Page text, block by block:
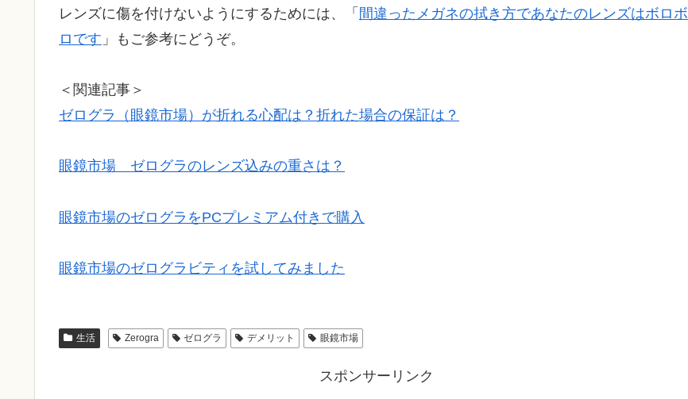
レンズに傷を付けないようにするためには、「 間違ったメガネの拭き方であなたのレンズはボロボ
ロです 」もご参考にどうぞ。
＜関連記事＞
ゼログラ（眼鏡市場）が折れる心配は？折れた場合の保証は？
眼鏡市場 ゼログラのレンズ込みの重さは？
眼鏡市場のゼログラをPCプレミアム付きで購入
眼鏡市場のゼログラビティを試してみました
生活 Zerogra ゼログラ デメリット 眼鏡市場
スポンサーリンク